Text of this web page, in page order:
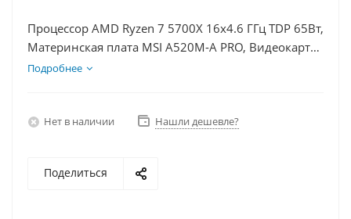
Процессор AMD Ryzen 7 5700X 16x4.6 ГГц TDP 65Вт,
Материнская плата MSI A520M-A PRO, Видеокарта
RTX 4070S 12Гб, Память DDR4 8Gb, Диски
Подробнее
Нет в наличии Нашли дешевле?
Поделиться